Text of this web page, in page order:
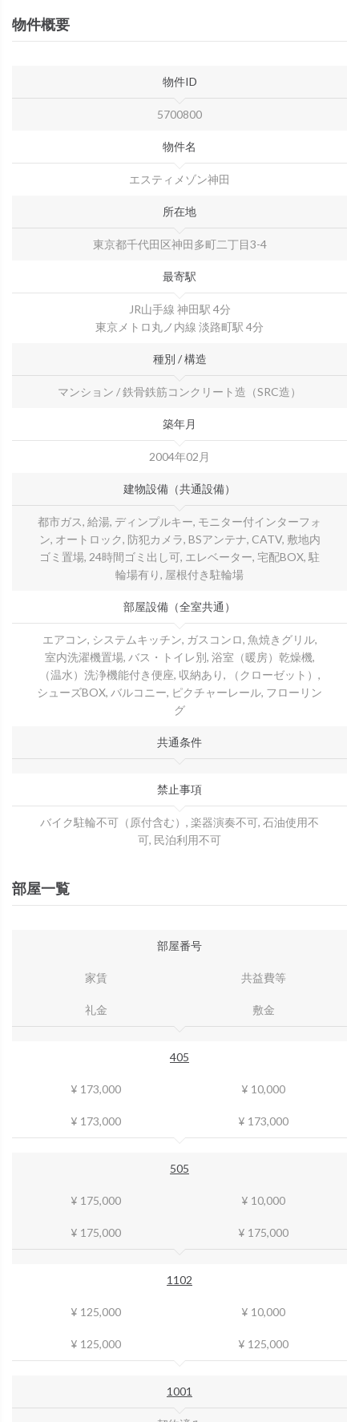
物件概要
物件ID
5700800
物件名
エスティメゾン神田
所在地
東京都千代田区神田多町二丁目3-4
最寄駅
JR山手線 神田駅 4分
東京メトロ丸ノ内線 淡路町駅 4分
種別 / 構造
マンション / 鉄骨鉄筋コンクリート造（SRC造）
築年月
2004年02月
建物設備（共通設備）
都市ガス, 給湯, ディンプルキー, モニター付インターフォ
ン, オートロック, 防犯カメラ, BSアンテナ, CATV, 敷地内
ゴミ置場, 24時間ゴミ出し可, エレベーター, 宅配BOX, 駐
輪場有り, 屋根付き駐輪場
部屋設備（全室共通）
エアコン, システムキッチン, ガスコンロ, 魚焼きグリル,
室内洗濯機置場, バス・トイレ別, 浴室（暖房）乾燥機,
（温水）洗浄機能付き便座, 収納あり, （クローゼット）,
シューズBOX, バルコニー, ピクチャーレール, フローリン
グ
共通条件
禁止事項
バイク駐輪不可（原付含む）, 楽器演奏不可, 石油使用不
可, 民泊利用不可
部屋一覧
部屋番号
家賃 共益費等
礼金 敷金
405
¥ 173,000 ¥ 10,000
¥ 173,000 ¥ 173,000
505
¥ 175,000 ¥ 10,000
¥ 175,000 ¥ 175,000
1102
¥ 125,000 ¥ 10,000
¥ 125,000 ¥ 125,000
1001